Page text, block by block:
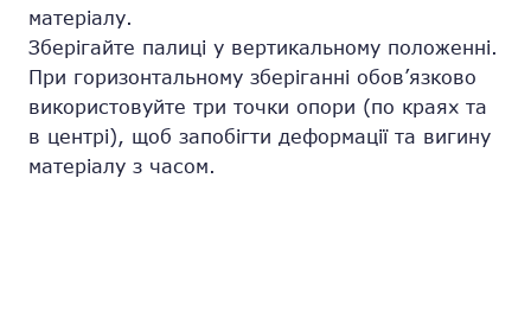
матеріалу.
Зберігайте палиці у вертикальному положенні.
При горизонтальному зберіганні обов’язково
використовуйте три точки опори (по краях та
в центрі), щоб запобігти деформації та вигину
матеріалу з часом.